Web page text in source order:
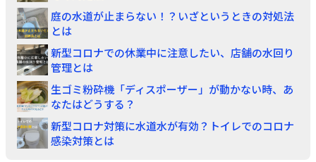
庭の水道が止まらない！？いざというときの対処法
とは
新型コロナでの休業中に注意したい、店舗の水回り
管理とは
生ゴミ粉砕機「ディスポーザー」が動かない時、あ
なたはどうする？
新型コロナ対策に水道水が有効？トイレでのコロナ
感染対策とは